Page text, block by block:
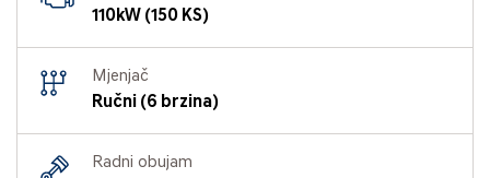
110kW (150 KS)
Mjenjač
Ručni (6 brzina)
Radni obujam